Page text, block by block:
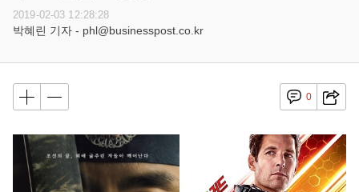
2019-02-03 12:28:28
박혜린 기자 - phl@businesspost.co.kr
0